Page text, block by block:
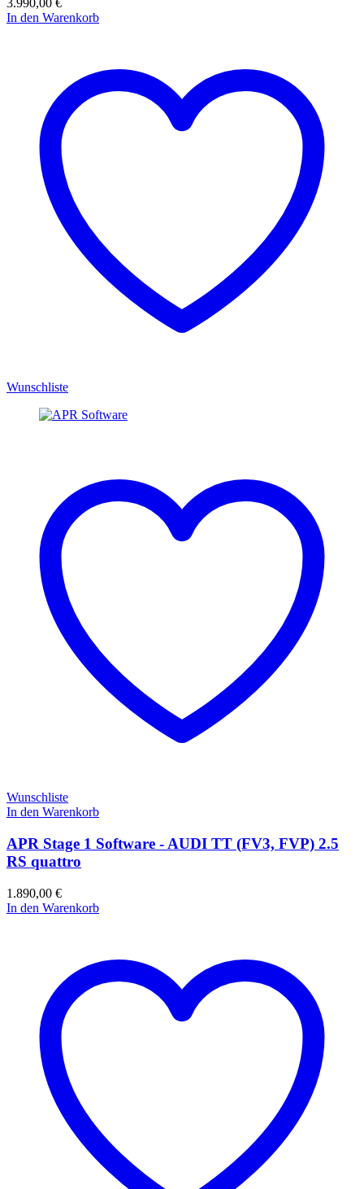
3.990,00 €
In den Warenkorb
Wunschliste
Wunschliste
In den Warenkorb
APR Stage 1 Software - AUDI TT (FV3, FVP) 2.5
RS quattro
1.890,00 €
In den Warenkorb